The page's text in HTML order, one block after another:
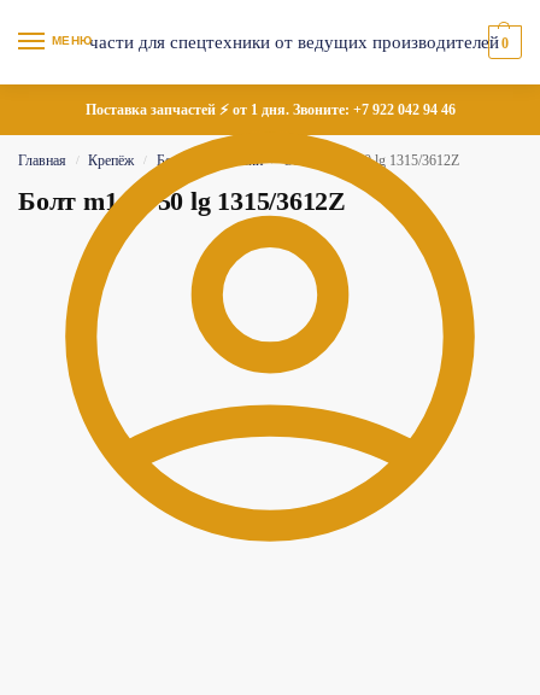
МЕНЮ 0
Поставка запчастей ⚡ от 1 дня. Звоните: +7 922 042 94 46
Главная / Крепёж / Болты и шпильки Болт m14 x 50 lg 1315/3612Z
Болт m14 x 50 lg 1315/3612Z